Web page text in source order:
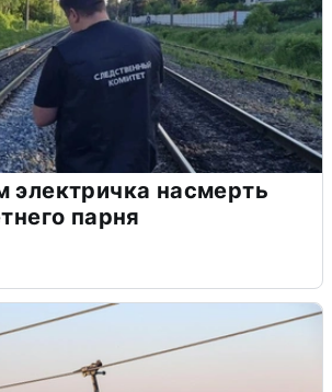
насмерть
парня